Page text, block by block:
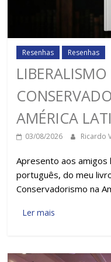
Resenhas Resenhas
LIBERALISMO
AMÉRICA
03/08/2026 Ricardo
Apresento aos
português, do meu
Conservadorismo na
Ler mais